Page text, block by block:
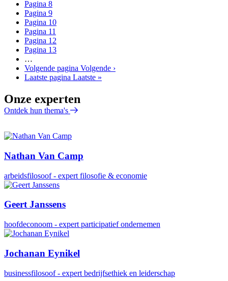
Pagina 8
Pagina 9
Pagina 10
Pagina 11
Pagina 12
Pagina 13
…
Volgende pagina Volgende ›
Laatste pagina Laatste »
Onze experten
Ontdek hun thema's
Nathan Van Camp
arbeidsfilosoof - expert filosofie & economie
Geert Janssens
hoofdeconoom - expert participatief ondernemen
Jochanan Eynikel
businessfilosoof - expert bedrijfsethiek en leiderschap